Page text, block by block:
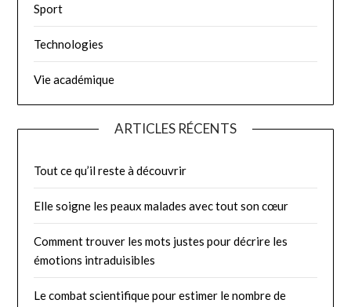
Sport
Technologies
Vie académique
ARTICLES RÉCENTS
Tout ce qu’il reste à découvrir
Elle soigne les peaux malades avec tout son cœur
Comment trouver les mots justes pour décrire les
émotions intraduisibles
Le combat scientifique pour estimer le nombre de